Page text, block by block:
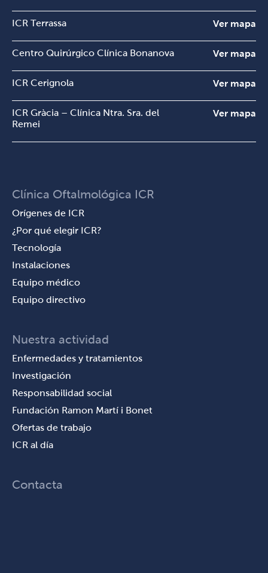
ICR Terrassa Ver mapa
Centro Quirúrgico Clínica Bonanova Ver mapa
ICR Cerignola Ver mapa
ICR Gràcia – Clínica Ntra. Sra. del
Remei
Ver mapa
Clínica Oftalmológica ICR
Orígenes de ICR
¿Por qué elegir ICR?
Tecnología
Instalaciones
Equipo médico
Equipo directivo
Nuestra actividad
Enfermedades y tratamientos
Investigación
Responsabilidad social
Fundación Ramon Martí i Bonet
Ofertas de trabajo
ICR al día
Contacta